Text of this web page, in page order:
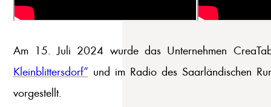
Am 15. Juli 2024 wurde das Unternehmen
Kleinblittersdorf” und im Radio des Saarländischen
vorgestellt.